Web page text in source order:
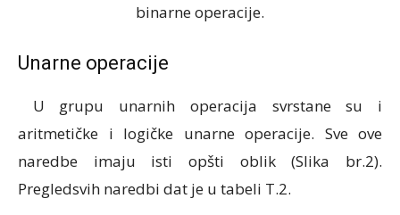
binarne operacije.
Unarne operacije
U grupu unarnih operacija svrstane su i
aritmetičke i logičke unarne operacije. Sve ove
naredbe imaju isti opšti oblik (Slika br.2).
Pregledsvih naredbi dat je u tabeli T.2.